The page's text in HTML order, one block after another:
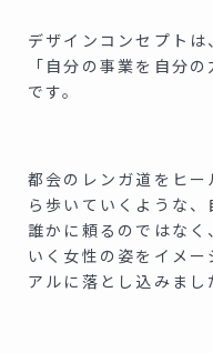
デザインコンセプト
「自分の事業を自分
です。
都会のレンガ道をヒ
ら歩いていくような、
誰かに頼るのではな
いく女性の姿をイメ
アルに落とし込みまし